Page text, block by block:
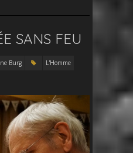
SANS FEU
Burg
L'Homme